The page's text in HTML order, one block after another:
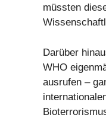
müssten
Darüber
WHO
ausrufen –